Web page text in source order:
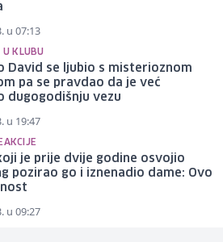
u 07:13
U KLUBU
David se ljubio s misterioznom
pa se pravdao da je već
dugogodišnju vezu
u 19:47
je prije dvije godine osvojio
pozirao go i iznenadio dame: Ovo
u 09:27